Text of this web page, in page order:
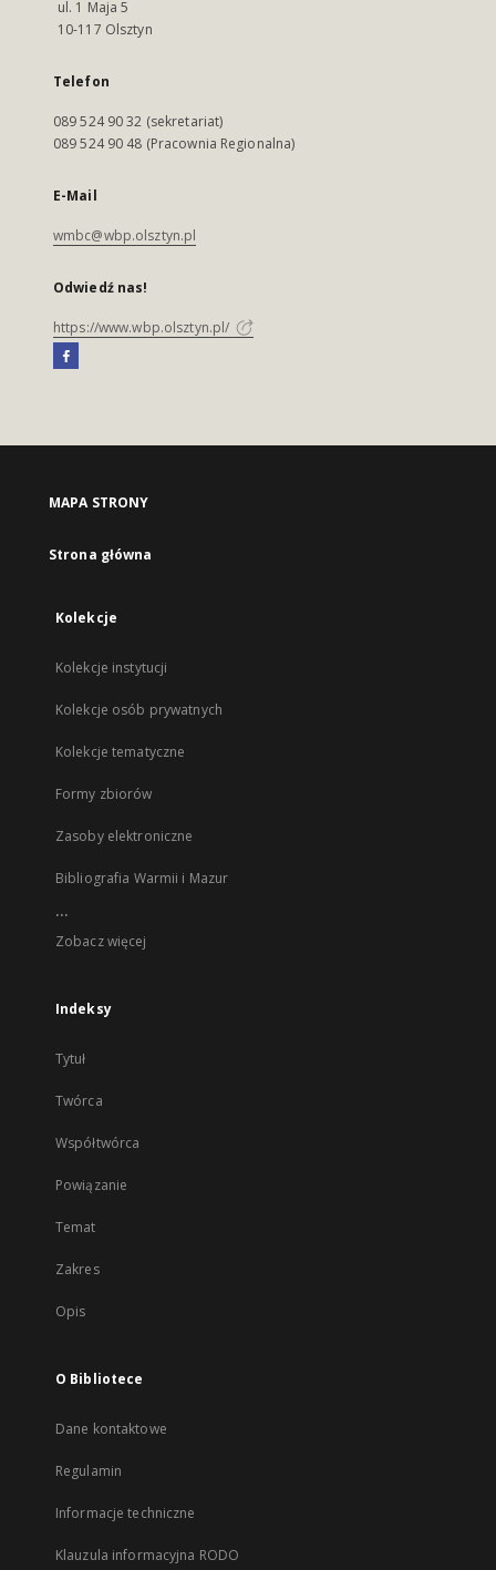
ul. 1 Maja 5
10-117 Olsztyn
Telefon
089 524 90 32 (sekretariat)
089 524 90 48 (Pracownia Regionalna)
E-Mail
wmbc@wbp.olsztyn.pl
Odwiedź nas!
https://www.wbp.olsztyn.pl/
MAPA STRONY
Strona główna
Kolekcje
Kolekcje instytucji
Kolekcje osób prywatnych
Kolekcje tematyczne
Formy zbiorów
Zasoby elektroniczne
Bibliografia Warmii i Mazur
...
Zobacz więcej
Indeksy
Tytuł
Twórca
Współtwórca
Powiązanie
Temat
Zakres
Opis
O Bibliotece
Dane kontaktowe
Regulamin
Informacje techniczne
Klauzula informacyjna RODO